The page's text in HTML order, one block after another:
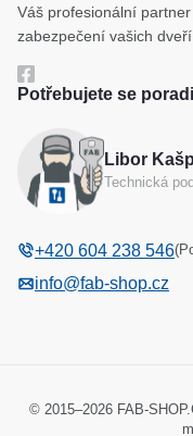
Katalog
Ochrana osobních údajů
Odstoupení od kupní
Váš profesionální
zabezpečení vašich dveří.
Potřebujete se
Libor
Technická
+420 604 238 546
info@fab-shop.cz
© 2015–2026 FAB-